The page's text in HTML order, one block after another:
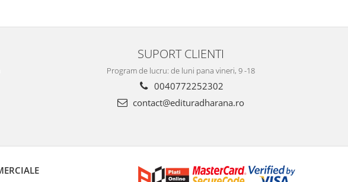
SUPORT CLIENTI
Program de lucru: de luni pana vineri, 9 -18
0040772252302
contact@edituradharana.ro